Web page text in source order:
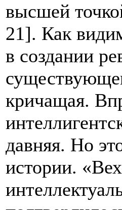
высшей
21]. Как
в создании
кричащая.
давняя. Но
истории.